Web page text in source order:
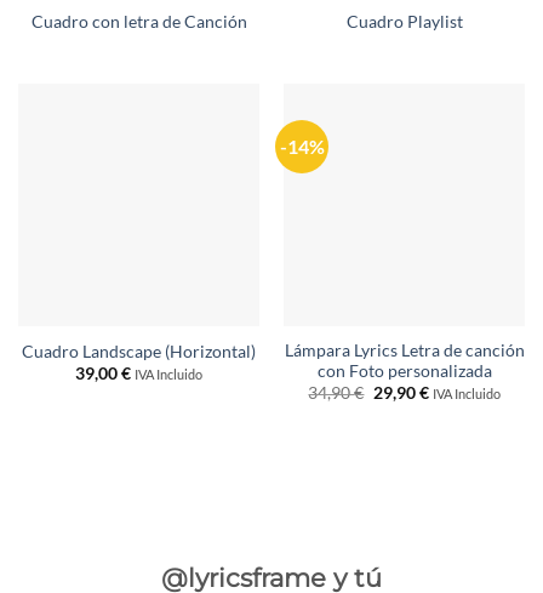
Cuadro con letra de Canción Cuadro Playlist
Cuadro Landscape (Horizontal)
39,00€ IVA Incluido
-14%
Lámpara Lyrics Letra de canción
con Foto personalizada
34,90€ El
precio
29,90€ElIVA Incluido
@lyricsframe y tú